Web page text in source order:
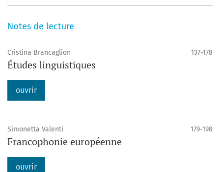
Notes de lecture
Cristina Brancaglion 137-178
Études linguistiques
ouvrir
Simonetta Valenti 179-198
Francophonie européenne
ouvrir